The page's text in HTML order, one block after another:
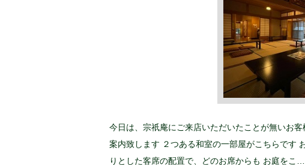
今日は、宗祇庵にご来店いただいたことが無いお
案内致します ２つある和室の一部屋がこちらです
りとした客席の配置で、どのお席からも お庭をこ…